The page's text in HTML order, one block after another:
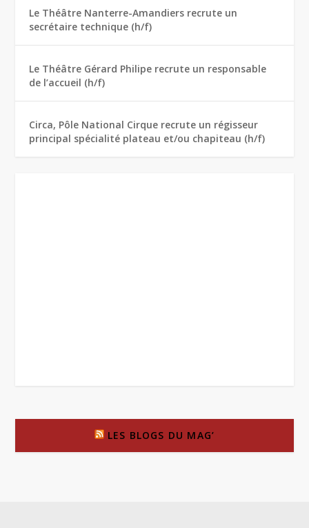
Le Théâtre Nanterre-Amandiers recrute un
secrétaire technique (h/f)
Le Théâtre Gérard Philipe recrute un responsable
de l’accueil (h/f)
Circa, Pôle National Cirque recrute un régisseur
principal spécialité plateau et/ou chapiteau (h/f)
LES BLOGS DU MAG’